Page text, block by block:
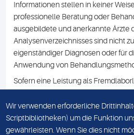
Informationen stellen in keiner
professionelle Beratung oder
ausgebildete und anerkannte Ärzte
Analysenverzeichnisses sind nicht
eigenständiger Diagnosen oder für
Anwendung von
Sofern eine Leistung als
Namen des Fremdlabors mit. Mit der
Fremdlaborleistung erklären Sie
Vereinbarung einverstanden.
Wir verwenden erforderliche
Scriptbibliotheken) um die Funktion
gewährleisten. Wenn Sie dies nicht